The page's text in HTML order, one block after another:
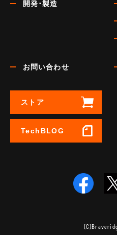
開発･製造
お問い合わせ
ストア
TechBLOG